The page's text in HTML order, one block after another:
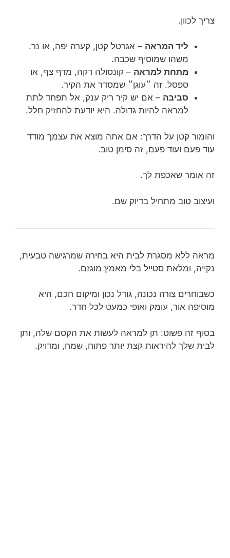
צריך לכוון.
ליד המראה – אגרטל קטן, קערה יפה, או נר.
משהו שמוסיף שכבה.
מתחת למראה – קונסולה דקה, מדף צף, או
ספסל. זה ״עוגן״ שמסדר את הקיר.
סביבה – אם יש קיר ריק ענק, אל תפחד לתת
למראה להיות גדולה. היא יודעת להחזיק חלל.
והומור קטן על הדרך: אם אתה מוצא את עצמך מודד
עוד פעם ועוד פעם, זה סימן טוב.
זה אומר שאכפת לך.
ועיצוב טוב מתחיל בדיוק שם.
מראה ללא מסגרת לבית היא בחירה שמרגישה טבעית,
נקייה, ומלאת סטייל בלי מאמץ מוגזם.
כשבוחרים צורה נכונה, גודל נכון ומיקום חכם, היא
מוסיפה אור, עומק ואופי כמעט לכל חדר.
בסוף זה פשוט: תן למראה לעשות את הקסם שלה, ותן
לבית שלך להיראות קצת יותר פתוח, שמח, ומדויק.